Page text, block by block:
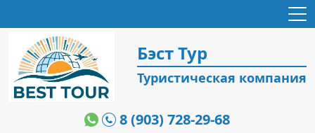
Бэст Тур
Туристическая компания
8 (903) 728-29-68